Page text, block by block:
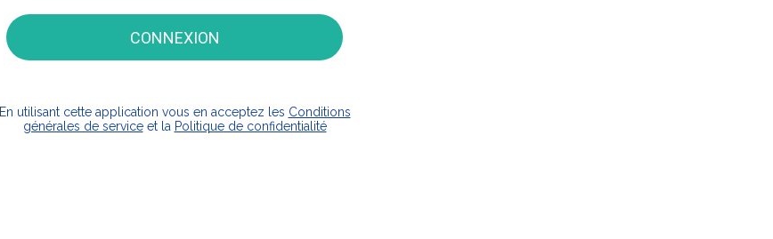
CONNEXION
En utilisant cette application vous en acceptez les Conditions
générales de serviceet la Politique de confidentialité